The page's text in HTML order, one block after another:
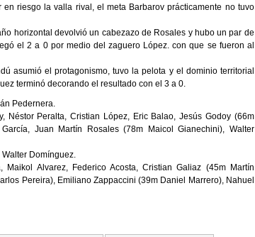
riesgo la valla rival, el meta Barbarov prácticamente no tuvo
horizontal devolvió un cabezazo de Rosales y hubo un par de
el 2 a 0 por medio del zaguero López. con que se fueron al
asumió el protagonismo, tuvo la pelota y el dominio territorial
terminó decorando el resultado con el 3 a 0.
Pedernera.
Néstor Peralta, Cristian López, Eric Balao, Jesús Godoy (66m
Juan Martín Rosales (78m Maicol Gianechini), Walter
Domínguez.
Maikol Alvarez, Federico Acosta, Cristian Galiaz (45m Martín
Pereira), Emiliano Zappaccini (39m Daniel Marrero), Nahuel